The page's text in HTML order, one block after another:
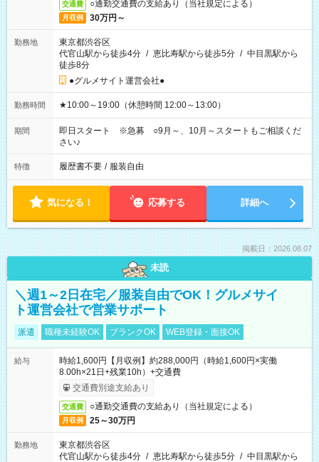
交通費 ○通勤交通費の支給あり（当社規定による）
月収例 30万円～
勤務地
東京都渋谷区
代官山駅から徒歩4分 / 恵比寿駅から徒歩5分 / 中目黒駅から
徒歩8分
●グルメサイト運営会社●
勤務時間 ★10:00～19:00（休憩時間 12:00～13:00）
期間
即日スタート ※急募 ○9月～、10月～スタートもご相談くだ
さい♪
特徴 履歴書不要 / 服装自由
気になる！ 応募する 詳細へ
掲載日：2026.08.07
未読
＼週1～2日在宅／服装自由でOK！グルメサイ
ト運営会社で営業サポート
派遣 職種未経験OK ブランクOK WEB登録・面接OK
給与
時給1,600円【月収例】約288,000円（時給1,600円×実働
8.00h×21日+残業10h）+交通費
交通費別途支給あり
交通費 ○通勤交通費の支給あり（当社規定による）
月収例 25～30万円
勤務地
東京都渋谷区
代官山駅から徒歩4分 / 恵比寿駅から徒歩5分 / 中目黒駅から